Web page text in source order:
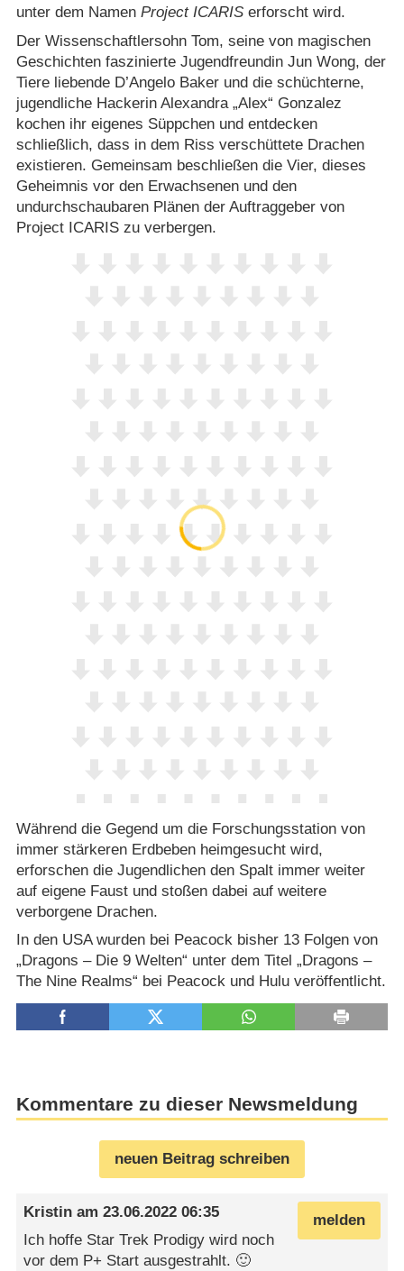
unter dem Namen Project ICARISerforscht wird.
Der Wissenschaftlersohn Tom, seine von magischen
Geschichten faszinierte Jugendfreundin Jun Wong, der
Tiere liebende D’Angelo Baker und die schüchterne,
jugendliche Hackerin Alexandra „Alex“ Gonzalez
kochen ihr eigenes Süppchen und entdecken
schließlich, dass in dem Riss verschüttete Drachen
existieren. Gemeinsam beschließen die Vier, dieses
Geheimnis vor den Erwachsenen und den
undurchschaubaren Plänen der Auftraggeber von
Project ICARIS zu verbergen.
Während die Gegend um die Forschungsstation von
immer stärkeren Erdbeben heimgesucht wird,
erforschen die Jugendlichen den Spalt immer weiter
auf eigene Faust und stoßen dabei auf weitere
verborgene Drachen.
In den USA wurden bei Peacock bisher 13 Folgen von
„Dragons – Die 9 Welten“ unter dem Titel „Dragons –
The Nine Realms“ bei Peacock und Hulu veröffentlicht.
Kommentare zu dieser Newsmeldung
neuen Beitrag schreiben
melden
Kristin am23.06.2022 06:35
Ich hoffe Star Trek Prodigy wird noch
vor dem P+ Start ausgestrahlt. 🙂